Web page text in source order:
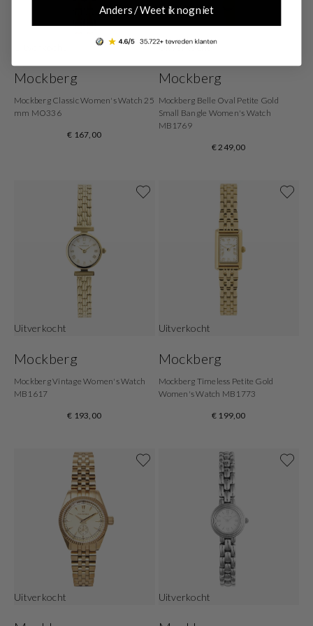
Mockberg
Mockberg Classic Women's Watch 25
mm MO336
€ 167,00
Uitverkocht
Mockberg
Mockberg Belle Oval Petite Gold
Small Bangle Women's Watch
MB1769
€ 249,00
Uitverkocht
Mockberg
Mockberg Vintage Women's Watch
MB1617
€ 193,00
Uitverkocht
Mockberg
Mockberg Timeless Petite Gold
Women's Watch MB1773
€ 199,00
Uitverkocht Uitverkocht
Anders / Weet ik nog niet